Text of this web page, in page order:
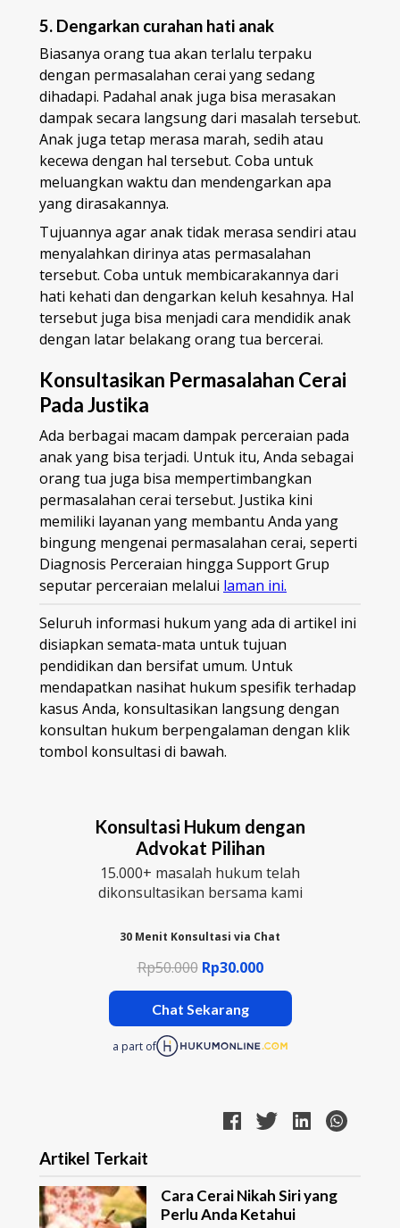
5. Dengarkan curahan hati anak
Biasanya orang tua akan terlalu terpaku
dengan permasalahan cerai yang sedang
dihadapi. Padahal anak juga bisa merasakan
dampak secara langsung dari masalah tersebut.
Anak juga tetap merasa marah, sedih atau
kecewa dengan hal tersebut. Coba untuk
meluangkan waktu dan mendengarkan apa
yang dirasakannya.
Tujuannya agar anak tidak merasa sendiri atau
menyalahkan dirinya atas permasalahan
tersebut. Coba untuk membicarakannya dari
hati kehati dan dengarkan keluh kesahnya. Hal
tersebut juga bisa menjadi cara mendidik anak
dengan latar belakang orang tua bercerai.
Konsultasikan Permasalahan Cerai
Pada Justika
Ada berbagai macam dampak perceraian pada
anak yang bisa terjadi. Untuk itu, Anda sebagai
orang tua juga bisa mempertimbangkan
permasalahan cerai tersebut. Justika kini
memiliki layanan yang membantu Anda yang
bingung mengenai permasalahan cerai, seperti
Diagnosis Perceraian hingga Support Grup
seputar perceraian melalui laman ini.
Seluruh informasi hukum yang ada di artikel ini
disiapkan semata-mata untuk tujuan
pendidikan dan bersifat umum. Untuk
mendapatkan nasihat hukum spesifik terhadap
kasus Anda, konsultasikan langsung dengan
konsultan hukum berpengalaman dengan klik
tombol konsultasi di bawah.
Konsultasi Hukum dengan
Advokat Pilihan
15.000+ masalah hukum telah
dikonsultasikan bersama kami
30 Menit Konsultasi via Chat
Rp50.000 Rp30.000
Chat Sekarang
a part of
Artikel Terkait
Cara Cerai Nikah Siri yang
Perlu Anda Ketahui